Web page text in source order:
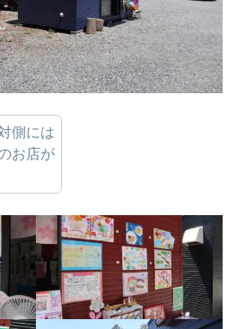
側には
お店が